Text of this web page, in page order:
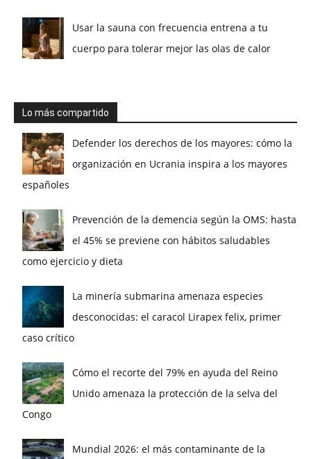
Usar la sauna con frecuencia entrena a tu
cuerpo para tolerar mejor las olas de calor
Lo más compartido
Defender los derechos de los mayores: cómo la
organización en Ucrania inspira a los mayores
españoles
Prevención de la demencia según la OMS: hasta
el 45% se previene con hábitos saludables
como ejercicio y dieta
La minería submarina amenaza especies
desconocidas: el caracol Lirapex felix, primer
caso crítico
Cómo el recorte del 79% en ayuda del Reino
Unido amenaza la protección de la selva del
Congo
Mundial 2026: el más contaminante de la